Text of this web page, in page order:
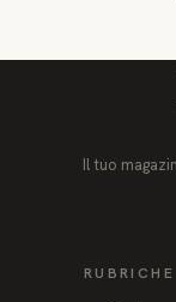
Il tuo
RUBRICHE